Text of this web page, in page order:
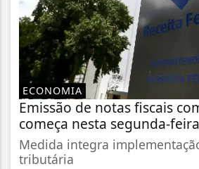
ECONOMIA
Emissão de notas fiscais
começa nesta segunda-feira
Medida integra
tributária